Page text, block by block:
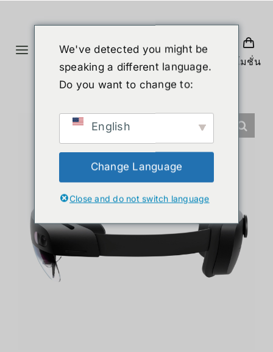
Toggle
Navigation
新闻
服务
โปรโมชั่น
We've detected you might be
speaking a different language.
Do you want to change to:
English
Change Language
Close and do not switch language